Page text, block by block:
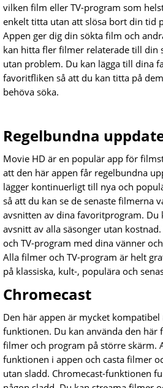
vilken film eller TV-program som
enkelt titta utan att slösa bort din tid
Appen ger dig din sökta film och
kan hitta fler filmer relaterade till din
utan problem. Du kan lägga till dina
favoritfliken så att du kan titta på
behöva söka.
Regelbundna
Movie HD är en populär app för
att den här appen får regelbundna
lägger kontinuerligt till nya och
så att du kan se de senaste filmerna
avsnitten av dina favoritprogram. Du
avsnitt av alla säsonger utan
och TV-program med dina vänner
Alla filmer och TV-program är helt
på klassiska, kult-, populära och
Chromecast
Den här appen är mycket kompatibel
funktionen. Du kan använda den
filmer och program på större skärm.
funktionen i appen och casta filmer
utan sladd. Chromecast-funktionen